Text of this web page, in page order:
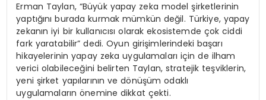
Erman Taylan, “Büyük yapay zeka model şirketlerinin
yaptığını burada kurmak mümkün değil. Türkiye, yapay
zekanın iyi bir kullanıcısı olarak ekosistemde çok ciddi
fark yaratabilir” dedi. Oyun girişimlerindeki başarı
hikayelerinin yapay zeka uygulamaları için de ilham
verici olabileceğini belirten Taylan, stratejik teşviklerin,
yeni şirket yapılarının ve dönüşüm odaklı
uygulamaların önemine dikkat çekti.